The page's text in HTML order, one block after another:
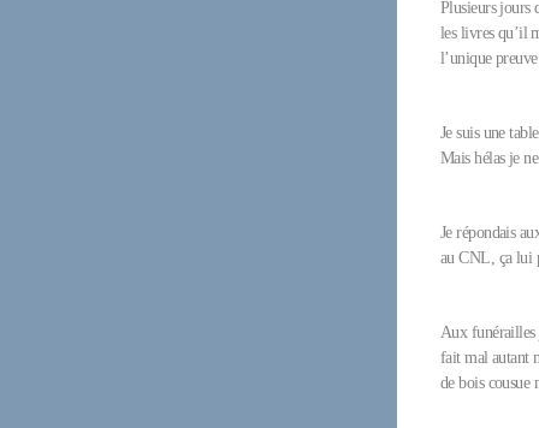
Plusieurs jours
les livres qu’il
l’unique
Je suis une
Mais hélas je
Je répondais
au CNL, ça lui
Aux funérailles
fait mal autant
de bois cousue